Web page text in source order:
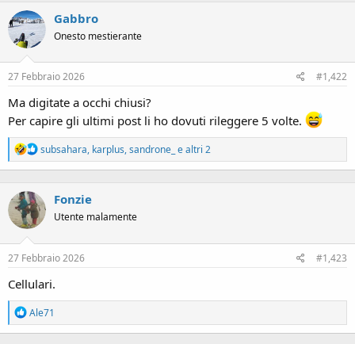
t
i
o
n
:
Gabbro
Onesto mestierante
27 Febbraio 2026 #1,422
Ma digitate a occhi chiusi?
Per capire gli ultimi post li ho dovuti rileggere 5 volte.
R
e
a
t
i
o
:
subsahara, karplus,sandrone_ e altri 2
Fonzie
Utente malamente
27 Febbraio 2026 #1,423
Cellulari.
R
e
a
Ale71